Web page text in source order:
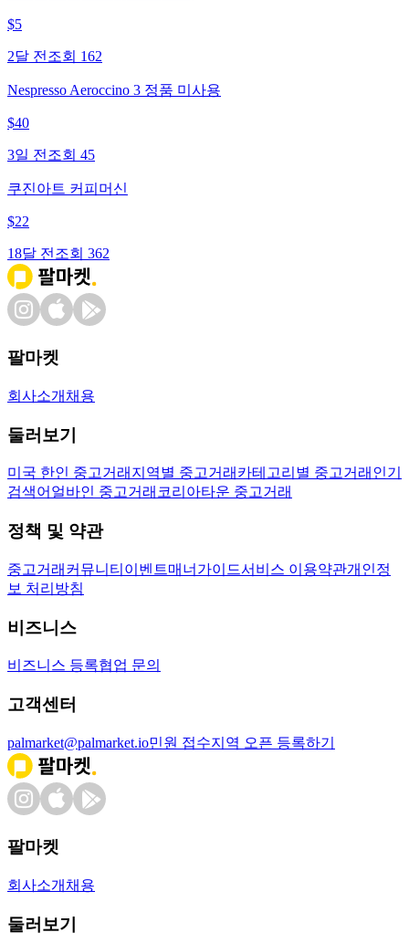
$5
2달 전 조회 162
Nespresso Aeroccino 3 정품 미사용
$40
3일 전 조회 45
쿠진아트 커피머신
$22
18달 전 조회 362
팔마켓
회사소개 채용
둘러보기
미국 한인 중고거래 지역별 중고거래 카테고리별 중고거래 인기
검색어 얼바인 중고거래 코리아타운 중고거래
정책 및 약관
중고거래 커뮤니티 이벤트매너가이드서비스 이용약관개인정
보 처리방침
비즈니스
비즈니스 등록협업 문의
고객센터
palmarket@palmarket.io민원 접수지역 오픈 등록하기
팔마켓
회사소개 채용
둘러보기